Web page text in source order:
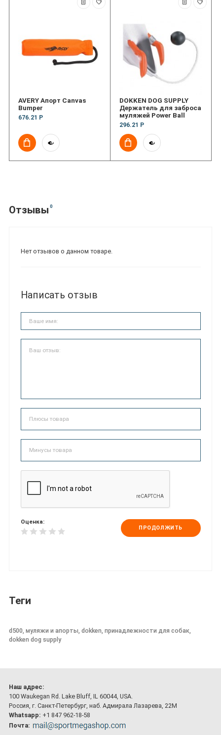
AVERY Апорт Canvas
Bumper
676.21 Р
DOKKEN DOG SUPPLY
Держатель для заброса
муляжей Power Ball
296.21 Р
Отзывы 0
Нет отзывов о данном товаре.
Написать отзыв
Оценка:
ПРОДОЛЖИТЬ
Теги
d500, муляжи и апорты, dokken, принадлежности для собак,
dokken dog supply
Наш адрес:
100 Waukegan Rd. Lake Bluff, IL 60044, USA.
Россия, г. Санкт-Петербург, наб. Адмирала Лазарева, 22М
Whatsapp: +1 847 962-18-58
Почта: